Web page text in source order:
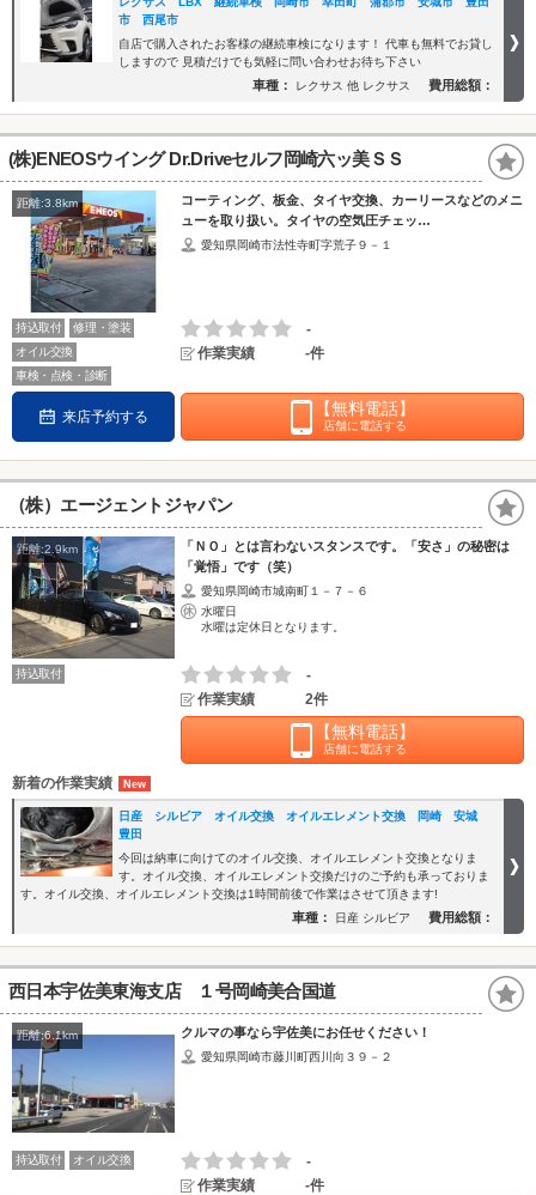
市 西尾市
自店で購入されたお客様の継続車検になります！ 代車も無料でお貸し
しますので 見積だけでも気軽に問い合わせお待ち下さい
車種： レクサス 他 レクサス 費用総額：
(株)ENEOSウイング Dr.Driveセルフ岡崎六ッ美ＳＳ
距離:3.8km
コーティング、板金、タイヤ交換、カーリースなどのメニ
ューを取り扱い。タイヤの空気圧チェッ…
愛知県岡崎市法性寺町字荒子９－１
持込取付
修理・塗装
オイル交換
車検・点検・診断
-
作業実績
-件
来店予約する 【無料電話】
店舗に電話する
（株）エージェントジャパン
距離:2.9km
「ＮＯ」とは言わないスタンスです。「安さ」の秘密は
「覚悟」です（笑）
愛知県岡崎市城南町１－７－６
水曜日
水曜は定休日となります。
持込取付
-
作業実績
2件
【無料電話】
店舗に電話する
新着の作業実績
日産 シルビア オイル交換 オイルエレメント交換 岡崎 安城
豊田
今回は納車に向けてのオイル交換、オイルエレメント交換となりま
す。オイル交換、オイルエレメント交換だけのご予約も承っておりま
す。オイル交換、オイルエレメント交換は1時間前後で作業はさせて頂きます!
車種： 日産 シルビア 費用総額：
西日本宇佐美東海支店 １号岡崎美合国道
距離:6.1km クルマの事なら宇佐美にお任せください！
愛知県岡崎市藤川町西川向３９－２
持込取付 オイル交換
-
作業実績
-件